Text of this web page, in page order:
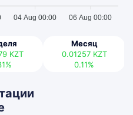
04 Aug 00:00 06 Aug 00:00
KZT
Месяц
0.01257 KZT
0.11%